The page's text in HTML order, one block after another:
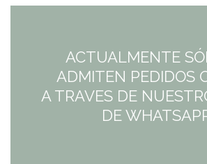
ACTUALMENTE
ADMITEN PEDIDOS
A TRAVES DE
DE